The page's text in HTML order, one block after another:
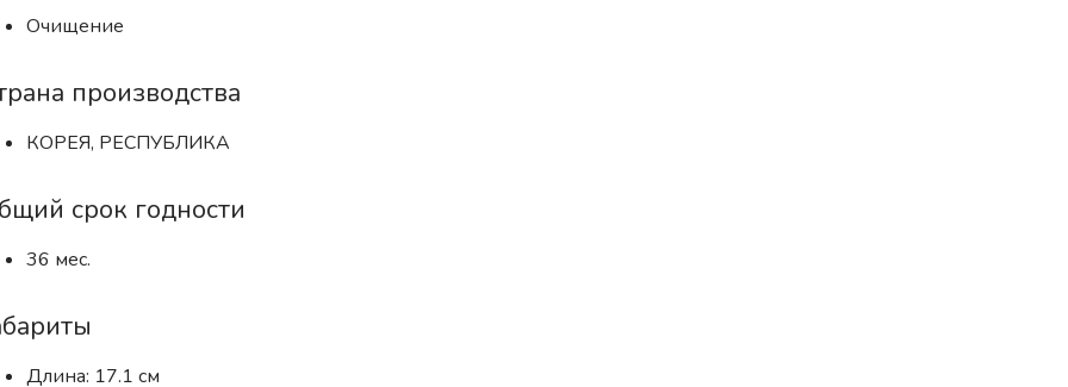
Очищение
производства
КОРЕЯ, РЕСПУБЛИКА
срок годности
36 мес.
Длина: 17.1 см